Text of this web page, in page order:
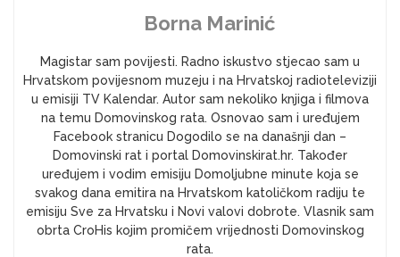
Borna Marinić
Magistar sam povijesti. Radno iskustvo stjecao sam u
Hrvatskom povijesnom muzeju i na Hrvatskoj radioteleviziji
u emisiji TV Kalendar. Autor sam nekoliko knjiga i filmova
na temu Domovinskog rata. Osnovao sam i uređujem
Facebook stranicu Dogodilo se na današnji dan –
Domovinski rat i portal Domovinskirat.hr. Također
uređujem i vodim emisiju Domoljubne minute koja se
svakog dana emitira na Hrvatskom katoličkom radiju te
emisiju Sve za Hrvatsku i Novi valovi dobrote. Vlasnik sam
obrta CroHis kojim promičem vrijednosti Domovinskog
rata.